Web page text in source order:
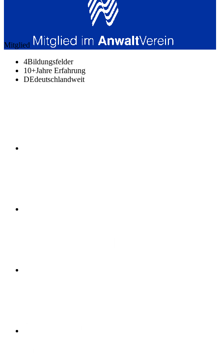
Mitglied
4Bildungsfelder
10+Jahre Erfahrung
DEdeutschlandweit